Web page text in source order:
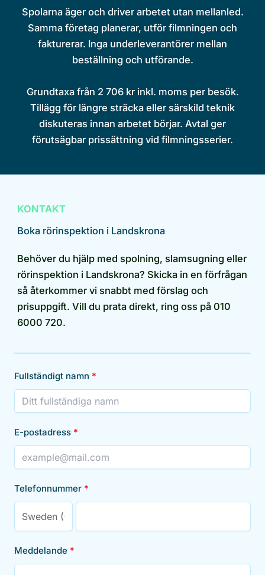
Spolarna äger och driver arbetet utan mellanled.
Samma företag planerar, utför filmningen och
fakturerar. Inga underleverantörer mellan
beställning och utförande.
Grundtaxa från 2 706 kr inkl. moms per besök.
Tillägg för längre sträcka eller särskild teknik
diskuteras innan arbetet börjar. Avtal ger
förutsägbar prissättning vid filmningsserier.
KONTAKT
Boka rörinspektion i Landskrona
Behöver du hjälp med spolning, slamsugning eller
rörinspektion i Landskrona? Skicka in en förfrågan
så återkommer vi snabbt med förslag och
prisuppgift. Vill du prata direkt, ring oss på 010
6000 720.
Fullständigt namn
E-postadress
Telefonnummer
Meddelande